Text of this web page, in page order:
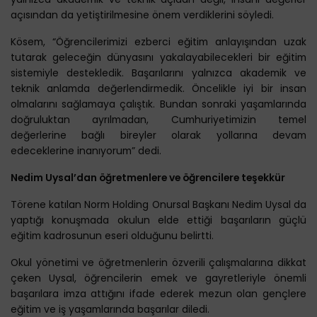
açısından da yetiştirilmesine önem verdiklerini söyledi.
Kösem, “Öğrencilerimizi ezberci eğitim anlayışından uzak
tutarak geleceğin dünyasını yakalayabilecekleri bir eğitim
sistemiyle destekledik. Başarılarını yalnızca akademik ve
teknik anlamda değerlendirmedik. Öncelikle iyi bir insan
olmalarını sağlamaya çalıştık. Bundan sonraki yaşamlarında
doğruluktan ayrılmadan, Cumhuriyetimizin temel
değerlerine bağlı bireyler olarak yollarına devam
edeceklerine inanıyorum” dedi.
Nedim Uysal’dan öğretmenlere ve öğrencilere teşekkür
Törene katılan Norm Holding Onursal Başkanı Nedim Uysal da
yaptığı konuşmada okulun elde ettiği başarıların güçlü
eğitim kadrosunun eseri olduğunu belirtti.
Okul yönetimi ve öğretmenlerin özverili çalışmalarına dikkat
çeken Uysal, öğrencilerin emek ve gayretleriyle önemli
başarılara imza attığını ifade ederek mezun olan gençlere
eğitim ve iş yaşamlarında başarılar diledi.